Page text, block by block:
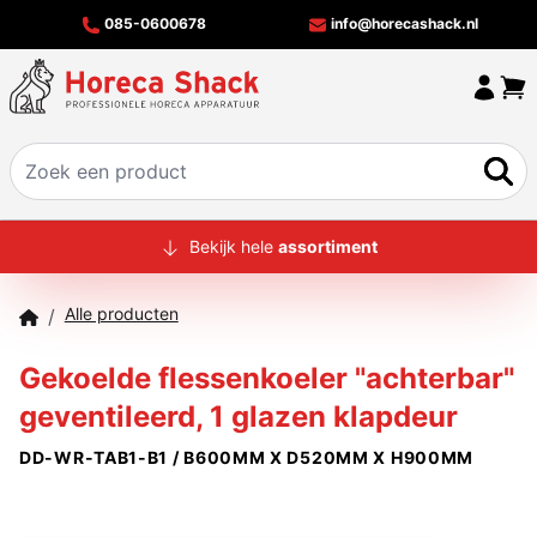
085-0600678 info@horecashack.nl
HOME
MERKEN
OFFERTECHECKER
CONTACT
Bekijk hele assortiment
/ Alle producten
Gekoelde flessenkoeler "achterbar"
geventileerd, 1 glazen klapdeur
DD-WR-TAB1-B1 / B600MM X D520MM X H900MM